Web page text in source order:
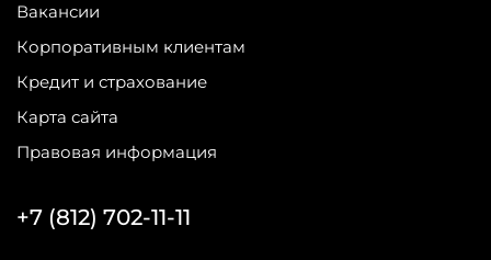
Вакансии
Корпоративным клиентам
Кредит и страхование
Карта сайта
Правовая информация
+7 (812) 702-11-11